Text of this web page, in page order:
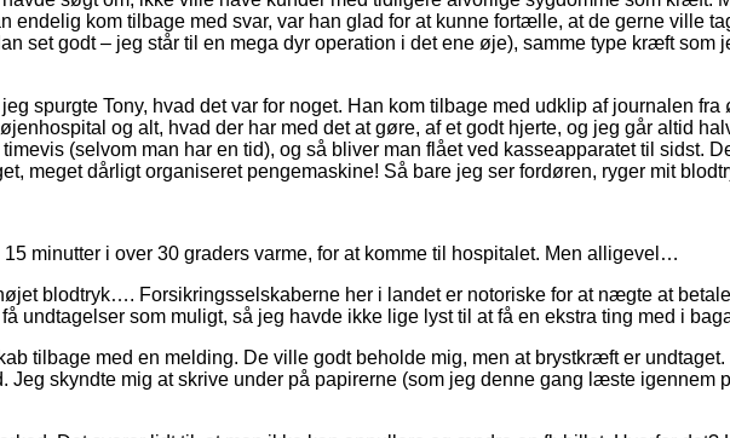
endelig kom tilbage med svar, var han glad for at kunne fortælle, at de gerne ville
set godt – jeg står til en mega dyr operation i det ene øje), samme type kræft som
spurgte Tony, hvad det var for noget. Han kom tilbage med udklip af journalen
og alt, hvad der har med det at gøre, af et godt hjerte, og jeg går altid
(selvom man har en tid), og så bliver man flået ved kasseapparatet til sidst.
meget dårligt organiseret pengemaskine! Så bare jeg ser fordøren, ryger mit
minutter i over 30 graders varme, for at komme til hospitalet. Men alligevel…
blodtryk…. Forsikringsselskaberne her i landet er notoriske for at nægte at
undtagelser som muligt, så jeg havde ikke lige lyst til at få en ekstra ting med i
tilbage med en melding. De ville godt beholde mig, men at brystkræft er
Jeg skyndte mig at skrive under på papirerne (som jeg denne gang læste igennem